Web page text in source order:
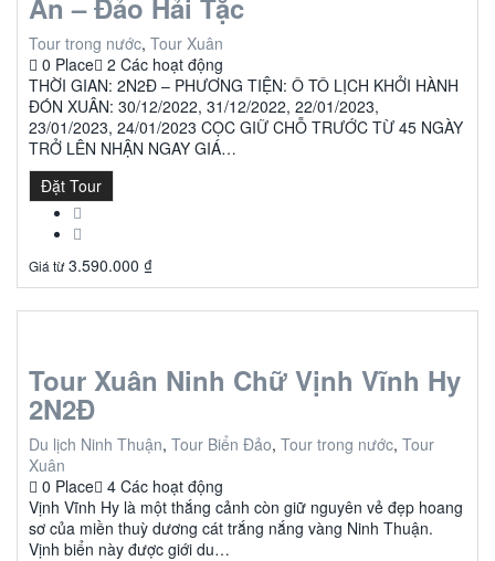
Tour trong nước, Tour Xuân
0 Place 2 Các hoạt động
THỜI GIAN: 2N2Đ – PHƯƠNG TIỆN: Ô TÔ LỊCH KHỞI HÀNH
ĐÓN XUÂN: 30/12/2022, 31/12/2022, 22/01/2023,
23/01/2023, 24/01/2023 CỌC GIỮ CHỖ TRƯỚC TỪ 45 NGÀY
TRỞ LÊN NHẬN NGAY GIÁ…
Đặt Tour
Giá từ 3.590.000 ₫
Tour Xuân Ninh Chữ Vịnh Vĩnh Hy
2N2Đ
Du lịch Ninh Thuận, Tour Biển Đảo, Tour trong nước, Tour
Xuân
0 Place 4 Các hoạt động
Vịnh Vĩnh Hy là một thắng cảnh còn giữ nguyên vẻ đẹp hoang
sơ của miền thuỳ dương cát trắng nắng vàng Ninh Thuận.
Vịnh biển này được giới du…